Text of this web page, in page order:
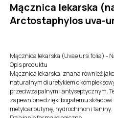
Mącznica lekarska
Arctostaphylos uva-
Mącznica lekarska (Uvae ursi folia) -
Opis produktu
Mącznica lekarska, znana również
naturalnym diuretykiem o
przeciwzapalnym i antyseptycznym.
zapewnione dzięki bogatemu
metyloarbutynę, hydrochinon i taniny.